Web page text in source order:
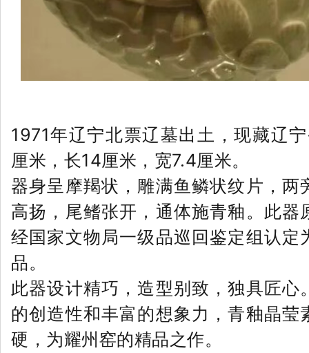
1971年辽宁北票辽墓出土，现藏辽
厘米，长14厘米，宽7.4厘米。
器身呈摩羯状，雕满鱼鳞状纹片，两
高扬，尾鳍张开，通体施青釉。此器
经国家文物局一级品巡回鉴定组认定
品。
此器设计精巧，造型别致，独具匠心
的创造性和丰富的想象力，青釉晶莹
硬，为耀州窑的精品之作。